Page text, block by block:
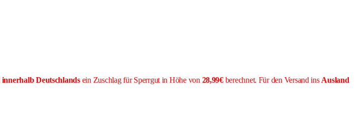
innerhalb Deutschlandsein Zuschlag für Sperrgut in Höhe von 28,99€berechnet. Für den Versand ins Ausland